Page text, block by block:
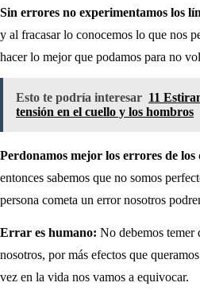
Sin errores no experimentamos los
y al fracasar lo conocemos lo que nos
hacer lo mejor que podamos para no
Esto te podría interesar 11
tensión en el cuello y los hombros
Perdonamos mejor los errores de los
entonces sabemos que no somos
persona cometa un error nosotros
Errar es humano: No debemos temer
nosotros, por más efectos que
vez en la vida nos vamos a equivocar.